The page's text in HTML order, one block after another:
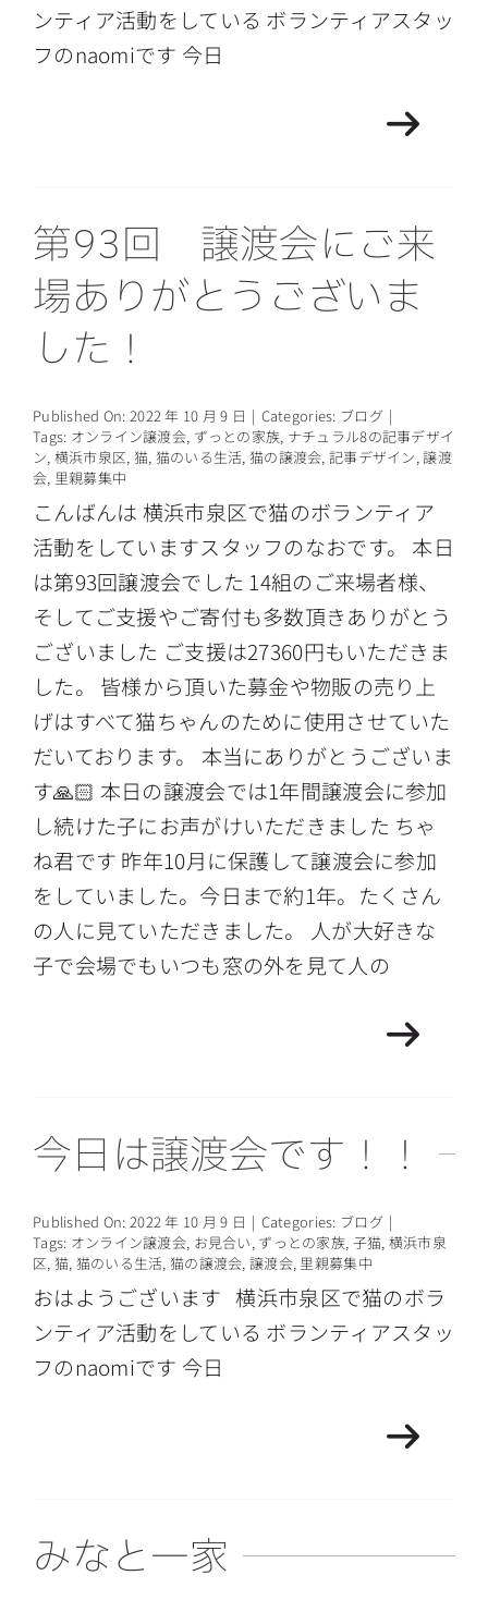
ンティア活動をしている ボランティアスタッ
フのnaomiです 今日
第93回 譲渡会にご来
場ありがとうございま
した！
Published On: 2022 年 10 月 9 日 | Categories: ブログ |
Tags: オンライン譲渡会, ずっとの家族, ナチュラル8の記事デザイ
ン, 横浜市泉区, 猫, 猫のいる生活,猫の譲渡会,記事デザイン,譲渡
会, 里親募集中
こんばんは 横浜市泉区で猫のボランティア
活動をしていますスタッフのなおです。 本日
は第93回譲渡会でした 14組のご来場者様、
そしてご支援やご寄付も多数頂きありがとう
ございました ご支援は27360円もいただきま
した。 皆様から頂いた募金や物販の売り上
げはすべて猫ちゃんのために使用させていた
だいております。 本当にありがとうございま
す🙏🏻 本日の譲渡会では1年間譲渡会に参加
し続けた子にお声がけいただきました ちゃ
ね君です 昨年10月に保護して譲渡会に参加
をしていました。今日まで約1年。たくさん
の人に見ていただきました。 人が大好きな
子で会場でもいつも窓の外を見て人の
今日は譲渡会です！！
Published On: 2022 年 10 月 9 日 | Categories: ブログ |
Tags: オンライン譲渡会, お見合い, ずっとの家族, 子猫, 横浜市泉
区, 猫, 猫のいる生活,猫の譲渡会,譲渡会, 里親募集中
おはようございます 横浜市泉区で猫のボラ
ンティア活動をしている ボランティアスタッ
フのnaomiです 今日
みなと一家